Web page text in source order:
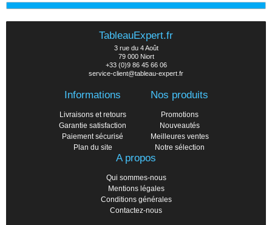
TableauExpert.fr
3 rue du 4 Août
79 000 Niort
+33 (0)9 86 45 66 06
service-client@tableau-expert.fr
Informations
Livraisons et retours
Garantie satisfaction
Paiement sécurisé
Plan du site
Nos produits
Promotions
Nouveautés
Meilleures ventes
Notre sélection
A propos
Qui sommes-nous
Mentions légales
Conditions générales
Contactez-nous